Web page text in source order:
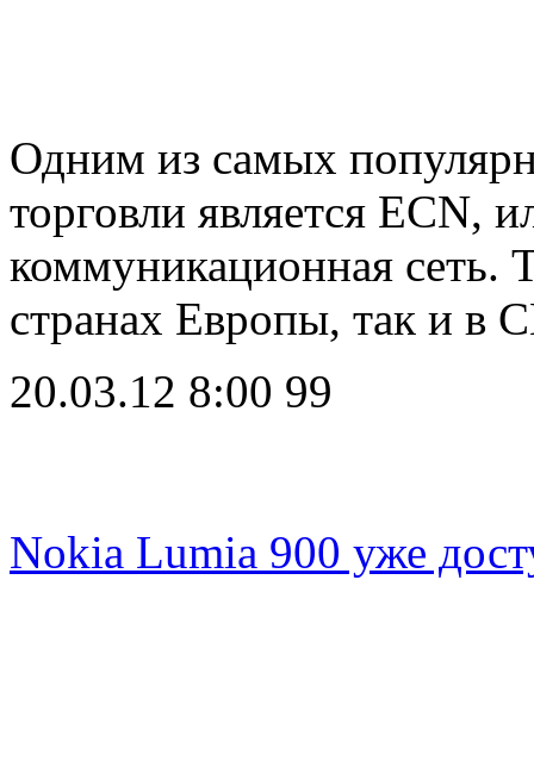
Одним из самых
торговли является ECN,
коммуникационная сеть.
странах Европы, так и
20.03.12 8:00 99
Nokia Lumia 900 уже